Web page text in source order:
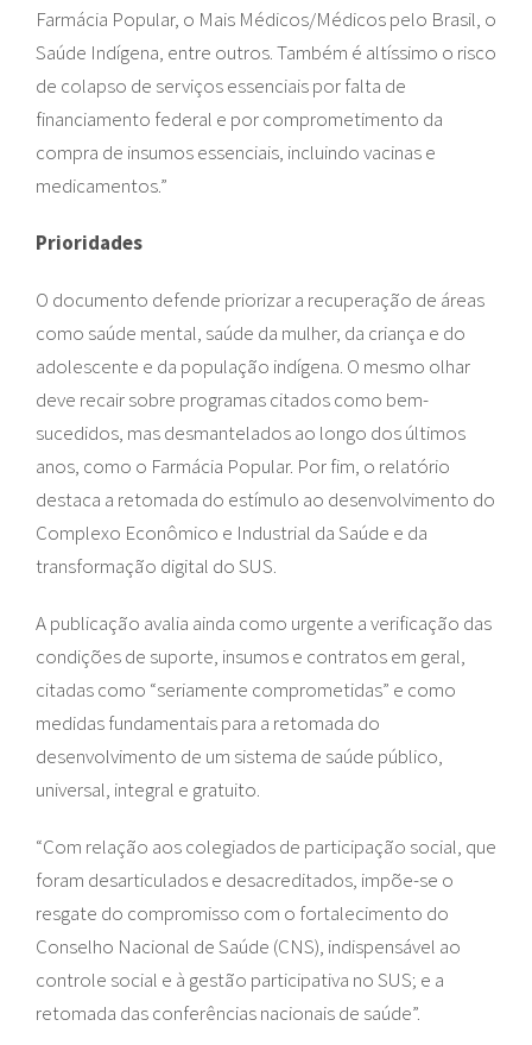
Farmácia Popular, o Mais Médicos/Médicos pelo Brasil, o
Saúde Indígena, entre outros. Também é altíssimo o risco
de colapso de serviços essenciais por falta de
financiamento federal e por comprometimento da
compra de insumos essenciais, incluindo vacinas e
medicamentos.”
Prioridades
O documento defende priorizar a recuperação de áreas
como saúde mental, saúde da mulher, da criança e do
adolescente e da população indígena. O mesmo olhar
deve recair sobre programas citados como bem-
sucedidos, mas desmantelados ao longo dos últimos
anos, como o Farmácia Popular. Por fim, o relatório
destaca a retomada do estímulo ao desenvolvimento do
Complexo Econômico e Industrial da Saúde e da
transformação digital do SUS.
A publicação avalia ainda como urgente a verificação das
condições de suporte, insumos e contratos em geral,
citadas como “seriamente comprometidas” e como
medidas fundamentais para a retomada do
desenvolvimento de um sistema de saúde público,
universal, integral e gratuito.
“Com relação aos colegiados de participação social, que
foram desarticulados e desacreditados, impõe-se o
resgate do compromisso com o fortalecimento do
Conselho Nacional de Saúde (CNS), indispensável ao
controle social e à gestão participativa no SUS; e a
retomada das conferências nacionais de saúde”.